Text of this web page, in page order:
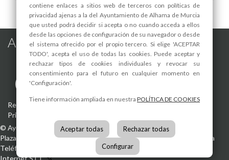
Alhama de Murcia en las Redes
Registro de actividades de tratamiento -Aviso Legal-Política de
Privacidad
© Ayuntamiento de Alhama de Murcia
Plaza de la Constitución, 130840 Alhama de Murcia(Murcia)
España
Teléfono:
info@alhamademurcia.es
Internet S.L.L.
contiene enlaces a sitios web de terceros con políticas de
privacidad ajenas a la del Ayuntamiento de Alhama de Murcia
que usted podrá decidir si acepta o no cuando acceda a ellos
desde las opciones de configuración de su navegador o desde
el sistema ofrecido por el propio tercero. Si elige 'ACEPTAR
TODO', acepta el uso de todas las cookies. Puede aceptar y
rechazar tipos de cookies individuales y revocar su
consentimiento para el futuro en cualquier momento en
'Configuración'.
Tiene información ampliada en nuestra POLÍTICA DE COOKIES
Aceptar todas Rechazar todas
Configurar